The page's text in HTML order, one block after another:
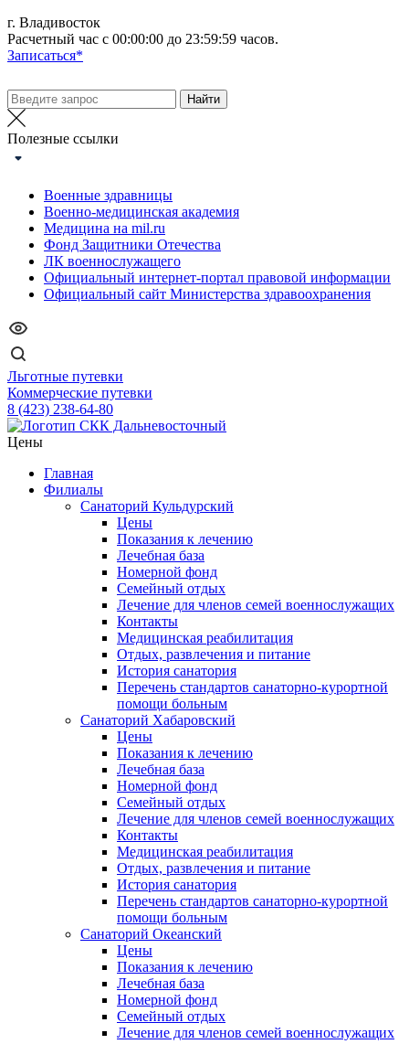
г. Владивосток
Расчетный час с 00:00:00 до 23:59:59 часов.
Записаться*
Полезные ссылки
Военные здравницы
Военно-медицинская академия
Медицина на mil.ru
Фонд Защитники Отечества
ЛК военнослужащего
Официальный интернет-портал правовой информации
Официальный сайт Министерства здравоохранения
Льготные путевки
Коммерческие путевки
8 (423) 238-64-80
Цены
Главная
Филиалы
Санаторий Кульдурский
Цены
Показания к лечению
Лечебная база
Номерной фонд
Семейный отдых
Лечение для членов семей военнослужащих
Контакты
Медицинская реабилитация
Отдых, развлечения и питание
История санатория
Перечень стандартов санаторно-курортной
помощи больным
Санаторий Хабаровский
Цены
Показания к лечению
Лечебная база
Номерной фонд
Семейный отдых
Лечение для членов семей военнослужащих
Контакты
Медицинская реабилитация
Отдых, развлечения и питание
История санатория
Перечень стандартов санаторно-курортной
помощи больным
Санаторий Океанский
Цены
Показания к лечению
Лечебная база
Номерной фонд
Семейный отдых
Лечение для членов семей военнослужащих